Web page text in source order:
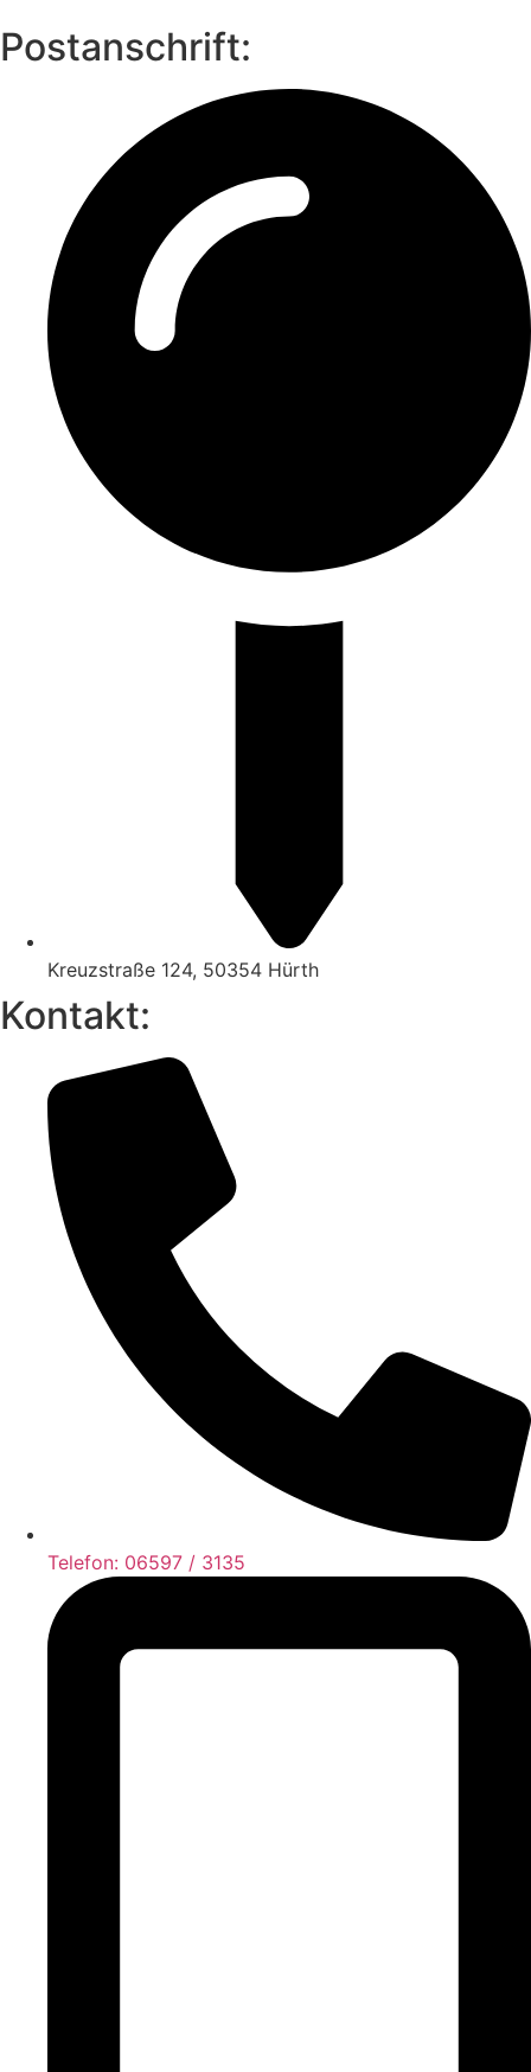
Postanschrift:
Kreuzstraße 124, 50354 Hürth
Kontakt:
Telefon: 06597 / 3135